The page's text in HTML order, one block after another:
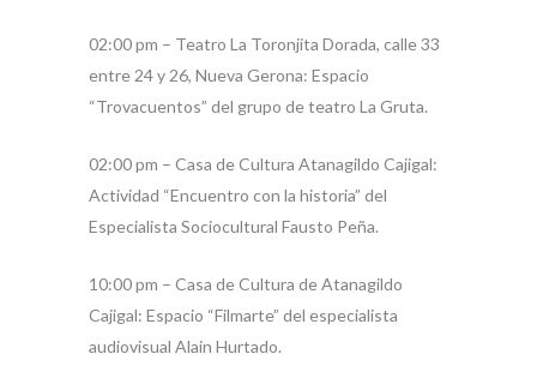
02:00 pm – Teatro La Toronjita Dorada, calle 33
entre 24 y 26, Nueva Gerona: Espacio
“Trovacuentos” del grupo de teatro La Gruta.
02:00 pm – Casa de Cultura Atanagildo Cajigal:
Actividad “Encuentro con la historia” del
Especialista Sociocultural Fausto Peña.
10:00 pm – Casa de Cultura de Atanagildo
Cajigal: Espacio “Filmarte” del especialista
audiovisual Alain Hurtado.